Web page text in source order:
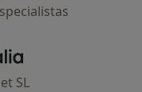
- Página de inicio
SL